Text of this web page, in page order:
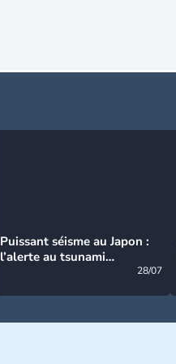
Puissant séisme au Japon :
l’alerte au tsunami
28/07